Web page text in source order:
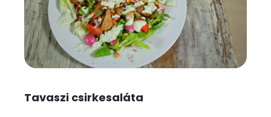
Tavaszi csirkesaláta